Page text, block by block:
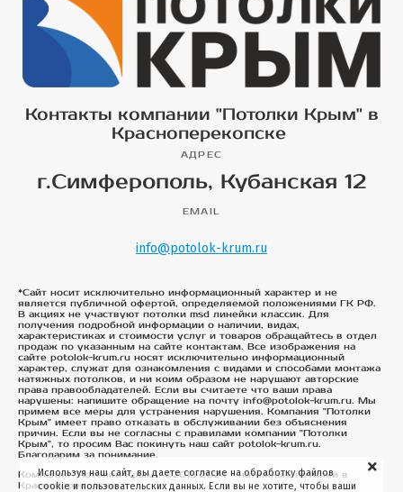
Контакты компании "Потолки Крым" в
Красноперекопске
АДРЕС
г.Симферополь, Кубанская 12
EMAIL
info@potolok-krum.ru
*Сайт носит исключительно информационный характер и не
является публичной офертой, определяемой положениями ГК РФ.
В акциях не участвуют потолки msd линейки классик. Для
получения подробной информации о наличии, видах,
характеристиках и стоимости услуг и товаров обращайтесь в отдел
продаж по указанным на сайте контактам. Все изображения на
сайте potolok-krum.ru носят исключительно информационный
характер, служат для ознакомления с видами и способами монтажа
натяжных потолков, и ни коим образом не нарушают авторские
права правообладателей. Если вы считаете что ваши права
нарушены: напишите обращение на почту info@potolok-krum.ru. Мы
примем все меры для устранения нарушения. Компания "Потолки
Крым" имеет право отказать в обслуживании без объяснения
причин. Если вы не согласны с правилами компании "Потолки
Крым", то просим Вас покинуть наш сайт potolok-krum.ru.
Благодарим за понимание.
Компания "Потолки Крым". ©2015-2024 - натяжные потолки в
Красноперекопске
Используя наш сайт, вы даете согласие на обработку файлов
cookie и пользовательских данных. Если вы не хотите, чтобы ваши